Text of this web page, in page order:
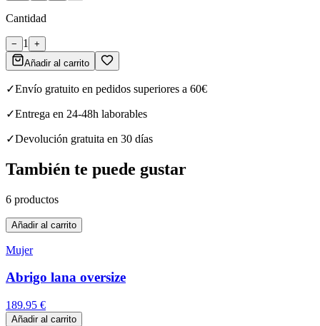
Cantidad
− 1
+
Añadir al carrito
✓Envío gratuito en pedidos superiores a 60€
✓Entrega en 24-48h laborables
✓Devolución gratuita en 30 días
También te puede gustar
6 productos
Añadir al carrito
Mujer
Abrigo lana oversize
189.95 €
Añadir al carrito